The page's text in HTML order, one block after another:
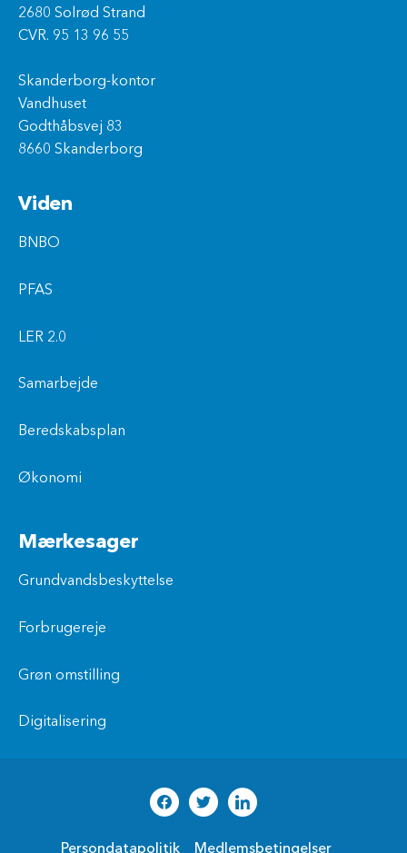
2680 Solrød Strand
CVR. 95 13 96 55
Skanderborg-kontor
Vandhuset
Godthåbsvej 83
8660 Skanderborg
Viden
BNBO
PFAS
LER 2.0
Samarbejde
Beredskabsplan
Økonomi
Mærkesager
Grundvandsbeskyttelse
Forbrugereje
Grøn omstilling
Digitalisering
Persondatapolitik Medlemsbetingelser